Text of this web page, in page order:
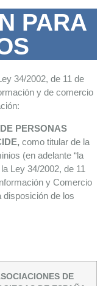
PARA
34/2002, de 11 de
y de comercio
PERSONAS
, como titular de la
(en adelante “la
Ley 34/2002, de 11
y Comercio
disposición de los
DE